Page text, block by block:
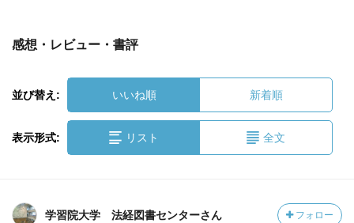
感想・レビュー・書評
並び替え: いいね順 新着順
表示形式: リスト 全文
学習院大学 法経図書センターさん フォロー